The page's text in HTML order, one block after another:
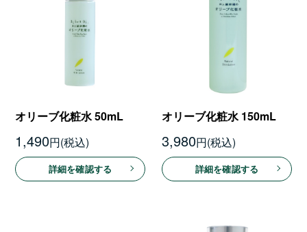
オリーブ化粧水 50mL
1,490円
詳細を確認する
オリーブ化粧水 150mL
3,980円
詳細を確認する